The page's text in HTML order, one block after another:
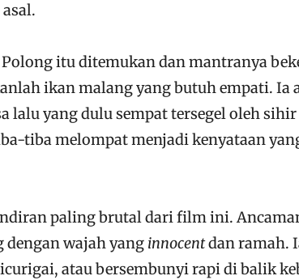
itu ditemukan dan mantranya
ikan malang yang butuh empati. Ia
lalu yang dulu sempat tersegel oleh
tiba melompat menjadi kenyataan
paling brutal dari film ini.
wajah yang innocentdan ramah.
atau bersembunyi rapi di balik